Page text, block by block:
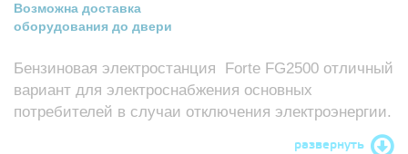
Возможна доставка
оборудования до двери
Бензиновая электростанция Forte FG2500 отличный
вариант для электроснабжения основных
потребителей в случаи отключения электроэнергии.
развернуть